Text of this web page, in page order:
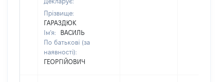
Прізвище:
ГАРАЗДЮК
Ім'я:
ВАСИЛЬ
По батькові (за
наявності):
ГЕОРГІЙОВИЧ